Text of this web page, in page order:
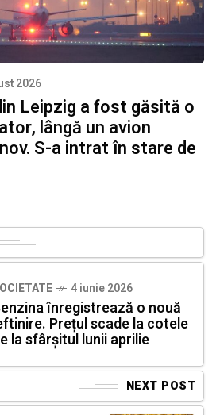
2026
Leipzig a fost găsită o
lângă un avion
S-a intrat în stare de
4 iunie 2026
înregistrează o nouă
Prețul scade la cotele
la sfârșitul lunii aprilie
NEXT POST